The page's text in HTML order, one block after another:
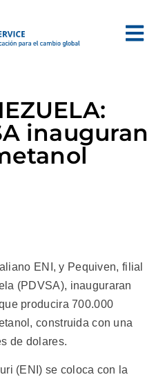
inauguran
ENI, y Pequiven, filial
(PDVSA), inauguraran
producira 700.000
construida con una
de dolares.
(ENI) se coloca con la